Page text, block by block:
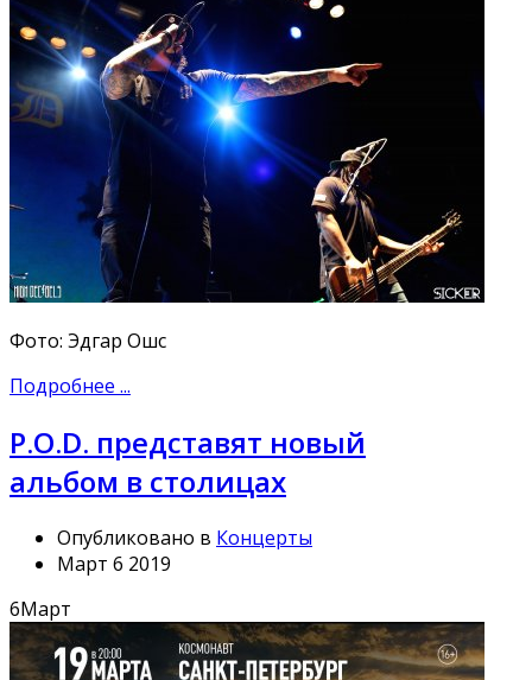
Фото: Эдгар Ошс
Подробнее ...
P.O.D. представят новый
альбом в столицах
Опубликовано в Концерты
Март 6 2019
6Март